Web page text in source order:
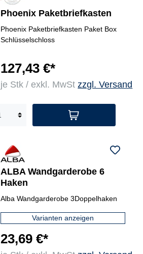
Phoenix Paketbriefkasten
Phoenix Paketbriefkasten Paket Box
Schlüsselschloss
127,43 €*
je Stk / exkl. MwStzzgl. Versand
ALBA Wandgarderobe 6
Haken
Alba Wandgarderobe 3Doppelhaken
Varianten anzeigen
23,69 €*